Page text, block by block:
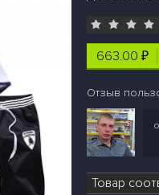
663.00 ₽
Отзыв
Товар